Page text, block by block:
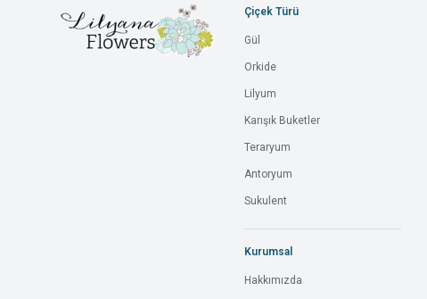
Çiçek Türü
Gül
Orkide
Lilyum
Karışık Buketler
Teraryum
Antoryum
Sukulent
Kurumsal
Hakkımızda